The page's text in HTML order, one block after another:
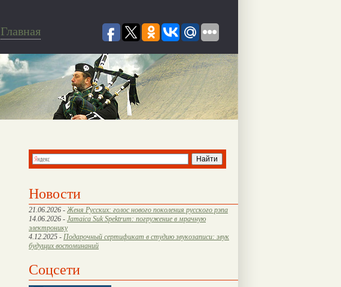
Главная
Новости
21.06.2026 - Женя Русских: голос нового поколения русского рэпа
14.06.2026 - Jamaica Suk Spektrum: погружение в мрачную
электронику
4.12.2025 - Подарочный сертификат в студию звукозаписи: звук
будущих воспоминаний
Соцсети